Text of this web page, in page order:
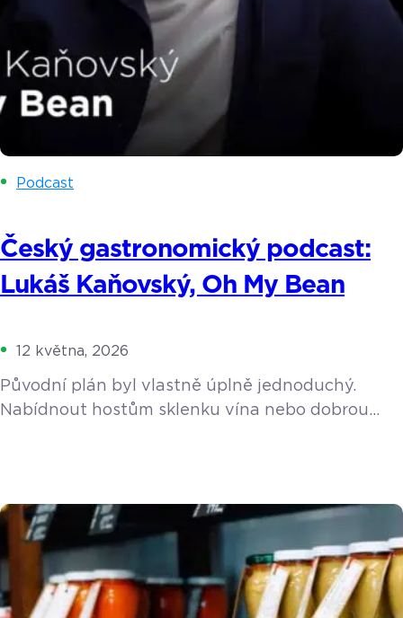
Podcast
Český gastronomický podcast:
Lukáš Kaňovský, Oh My Bean
12 května, 2026
Původní plán byl vlastně úplně jednoduchý.
Nabídnout hostům sklenku vína nebo dobrou
postupně propadl kouzlu pražení, spadl do
pomyslné kávové králičí nory a vybudoval
v Luhačovicích koncept, který dalece přesahuje
hranice malého města. Během rozhovoru jsme
prošli jeho cestu […]